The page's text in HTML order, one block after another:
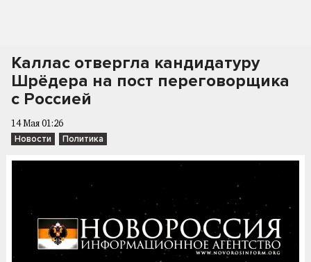
Каллас отвергла кандидатуру
Шрёдера на пост переговорщика
с Россией
14 Мая 01:26
Новости Политика